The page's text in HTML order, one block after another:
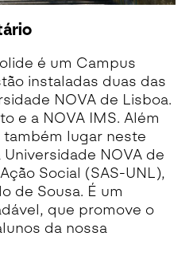
é um Campus
instaladas duas das
NOVA de Lisboa.
e a NOVA IMS. Além
lugar neste
NOVA de
Social (SAS-UNL),
de Sousa. É um
que promove o
da nossa